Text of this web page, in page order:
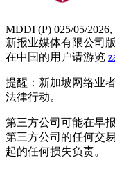
MDDI (P) 025/05/
新报业媒体有限公司
在中国的用户请游览
提醒：新加坡网络业
法律行动。
第三方公司可能在早
第三方公司的任何交
起的任何损失负责。